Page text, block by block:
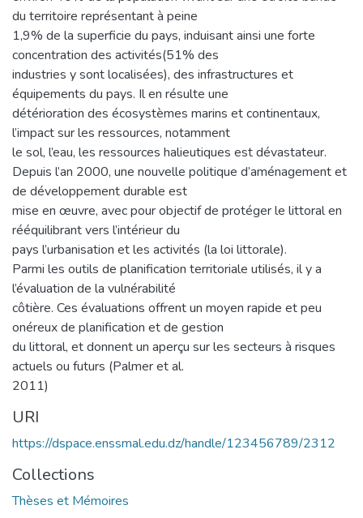
du territoire représentant à peine
1,9% de la superficie du pays, induisant ainsi une forte
concentration des activités(51% des
industries y sont localisées), des infrastructures et
équipements du pays. Il en résulte une
détérioration des écosystèmes marins et continentaux,
l’impact sur les ressources, notamment
le sol, l’eau, les ressources halieutiques est dévastateur.
Depuis l’an 2000, une nouvelle politique d’aménagement et
de développement durable est
mise en œuvre, avec pour objectif de protéger le littoral en
rééquilibrant vers l’intérieur du
pays l’urbanisation et les activités (la loi littorale).
Parmi les outils de planification territoriale utilisés, il y a
l’évaluation de la vulnérabilité
côtière. Ces évaluations offrent un moyen rapide et peu
onéreux de planification et de gestion
du littoral, et donnent un aperçu sur les secteurs à risques
actuels ou futurs (Palmer et al.
2011)
URI
https://dspace.enssmal.edu.dz/handle/123456789/2312
Collections
Thèses et Mémoires